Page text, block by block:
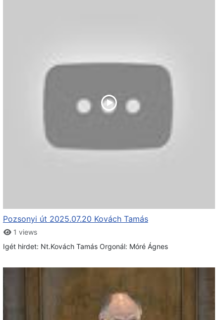
Pozsonyi út 2025.07.20 Kovách Tamás
1 views
Igét hirdet: Nt.Kovách Tamás Orgonál: Móré Ágnes